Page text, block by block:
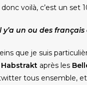
donc voilà, c’est un set
y’a un ou des
que je suis
Habstrakt après les
tous ensemble,